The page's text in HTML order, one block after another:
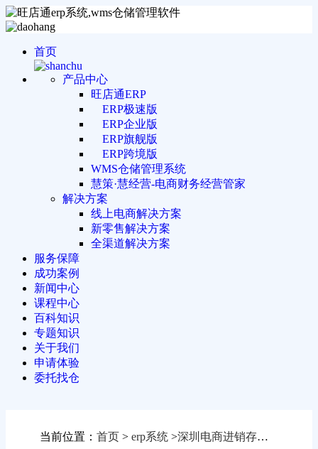
首页
产品中心
旺店通ERP
ERP极速版
ERP企业版
ERP旗舰版
ERP跨境版
WMS仓储管理系统
慧策·慧经营-电商财务经营管家
解决方案
线上电商解决方案
新零售解决方案
全渠道解决方案
服务保障
成功案例
新闻中心
课程中心
百科知识
专题知识
关于我们
申请体验
委托找仓
当前位置： 首页 > erp系统 >深圳电商进销存软件推荐